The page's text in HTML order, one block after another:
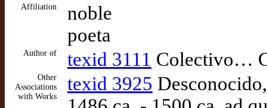
Affiliation
noble
poeta
Author of texid 3111 Colectivo…
Other
Associations
with Works
texid 3925